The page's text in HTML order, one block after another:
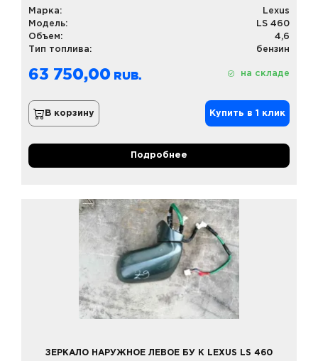
Марка:
Lexus
Модель:
LS 460
Объем:
4,6
Тип топлива:
бензин
63 750,00 на складе
В корзину Купить в 1 клик
Подробнее
ЗЕРКАЛО НАРУЖНОЕ ЛЕВОЕ БУ К LEXUS LS 460